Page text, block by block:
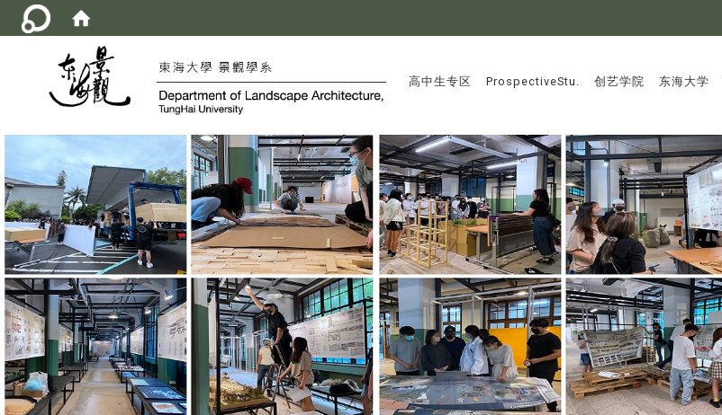
:::
高中生专区 ProspectiveStu. 创艺学院 东海大学